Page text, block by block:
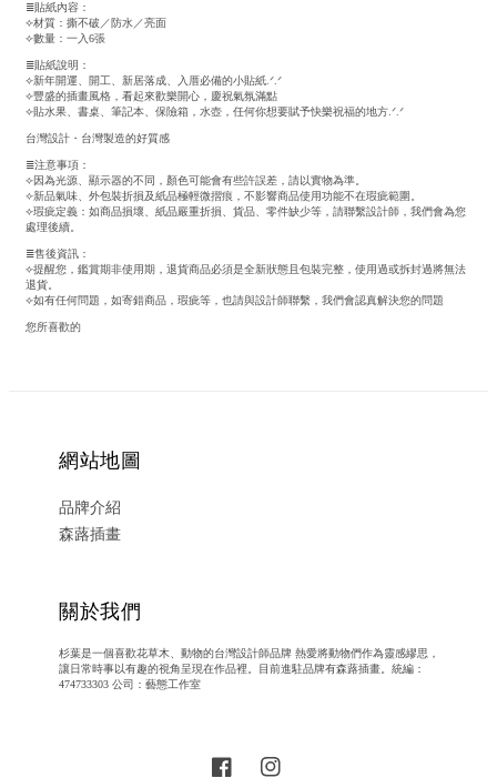
≣貼紙內容：
⟣材質：撕不破／防水／亮面
⟣數量：一入6張
≣貼紙說明：
⟣新年開運、開工、新居落成、入厝必備的小貼紙.ᐟ.ᐟ
⟣豐盛的插畫風格，看起來歡樂開心，慶祝氣氛滿點
⟣貼水果、書桌、筆記本、保險箱，水壺，任何你想要賦予快樂祝福的地方 .ᐟ.ᐟ
台灣設計・台灣製造的好質感
≣注意事項：
⟣因為光源、顯示器的不同，顏色可能會有些許誤差，請以實物為準。
⟣新品氣味、外包裝折損及紙品極輕微摺痕，不影響商品使用功能不在瑕疵範圍。
⟣瑕疵定義：如商品損壞、紙品嚴重折損、貨品、零件缺少等，請聯繫設計師，我們會為您
處理後續。
≣售後資訊：
⟣提醒您，鑑賞期非使用期，退貨商品必須是全新狀態且包裝完整，使用過或拆封過將無法
退貨。
⟣如有任何問題，如寄錯商品，瑕疵等，也請與設計師聯繫，我們會認真解決您的問題
您所喜歡的
網站地圖
品牌介紹
森蕗插畫
關於我們
杉葉是一個喜歡花草木、動物的台灣設計師品牌 熱愛將動物們作為靈感繆思，
讓日常時事以有趣的視角呈現在作品裡。目前進駐品牌有森蕗插畫。統編：
474733303 公司：藝態工作室